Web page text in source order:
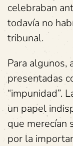
celebraban
todavía no
tribunal.
Para algunos,
presentadas
“impunidad”.
un papel
que merecían
por la